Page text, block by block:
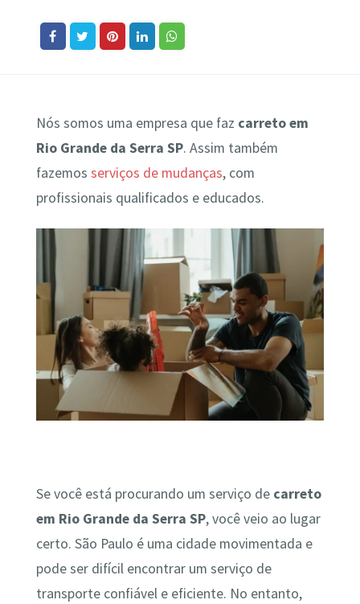
Nós somos uma empresa que faz carreto em
Rio Grande da Serra SP. Assim também
fazemos serviços de mudanças, com
profissionais qualificados e educados.
Se você está procurando um serviço de carreto
em Rio Grande da Serra SP, você veio ao lugar
certo. São Paulo é uma cidade movimentada e
pode ser difícil encontrar um serviço de
transporte confiável e eficiente. No entanto,